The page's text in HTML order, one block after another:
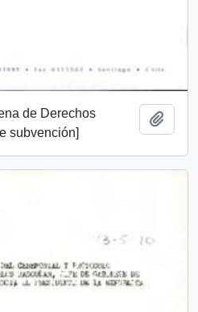
de Derechos
subvención]